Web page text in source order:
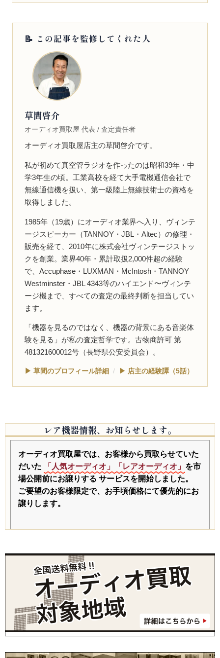
📝 この記事を監修してくれた人
草間啓介
オーディオ買取屋 代表 / 査定責任者
オーディオ買取屋店主の草間啓介です。
私が初めて真空管ラジオを作ったのは昭和39年・中
学3年生の頃。工業高校を経て大手電機通信会社で
無線通信機を扱い、第一級陸上無線技術士の資格を
取得しました。
1985年（19歳）にオーディオ業界へ入り、ヴィンテ
ージスピーカー（TANNOY・JBL・Altec）の修理・
販売を経て、2010年に株式会社ヴィンテージストッ
クを創業。業界40年・累計取扱2,000件超の経験
で、Accuphase・LUXMAN・McIntosh・TANNOY
Westminster・JBL 4343等のハイエンド〜ヴィンテ
ージ機まで、すべての査定の最終判断を担当してい
ます。
「機器を見るのではなく、機器の背景にある音楽体
験を見る」が私の査定哲学です。古物商許可 第
481321600012号（長野県公安委員会）。
▶ 草間のプロフィール詳細 / ▶ 店主の経験譚（5話）
レア機器情報、お知らせします。
オーディオ買取屋では、お客様から買取らせていた
だいた
「人気オーディオ」「レアオーディオ」 を市
場公開前にお譲りする サービスを開始しました。
ご要望のお客様限定で、お手頃価格にて優先的にお
譲りします。